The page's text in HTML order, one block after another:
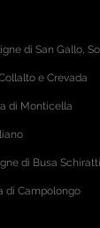
di San Gallo,
e Crevada
di Monticella
di Busa
di Campolongo